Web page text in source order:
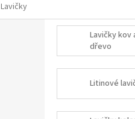
Lavičky
Lavičky kov
dřevo
Litinové